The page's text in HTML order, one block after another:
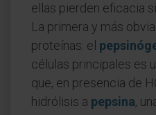
ellas pierden eficacia
La primera y más
proteínas: el
células principales es
que, en presencia de
hidrólisis a pepsina,